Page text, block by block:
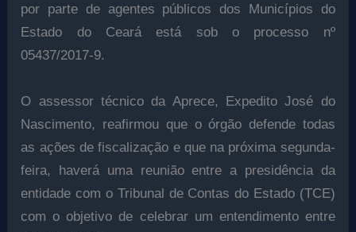
por parte de agentes públicos dos Municípios do
Estado do Ceará está sob o processo nº
05437/2017-9.
O assessor técnico da Aprece, Expedito José do
Nascimento, reafirmou que o órgão defende todas
as ações de fiscalização e que na próxima segunda-
feira, haverá uma reunião entre a presidência da
entidade com o Tribunal de Contas do Estado (TCE)
com o objetivo de celebrar um entendimento entre